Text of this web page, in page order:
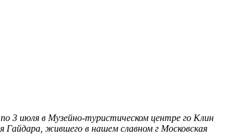
3 июля в Музейно-туристическом центре го Клин
Гайдара, жившего в нашем славном г Московская